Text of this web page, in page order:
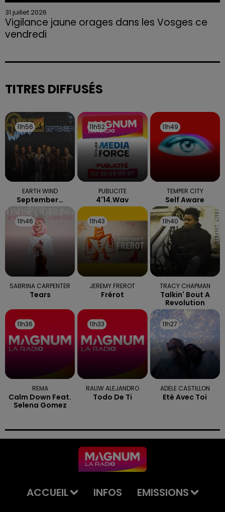
31 juillet 2026
Vigilance jaune orages dans les Vosges ce
vendredi
sont attendues en deuxième partie d'après-midi,
TITRES DIFFUSÉS
11h56
11h56
EARTH WIND
September…
11h52
11h52
PUBLICITE
4'14.wav
11h49
11h49
TEMPER CITY
Self Aware
11h46
11h46
SABRINA CARPENTER
Tears
11h43
11h43
JEREMY FREROT
Frérot
11h40
11h40
TRACY CHAPMAN
Talkin' Bout A
Revolution
11h36
11h36
REMA
Calm Down Feat.
Selena Gomez
11h33
11h33
RAUW ALEJANDRO
Todo De Ti
11h27
11h27
ADELE CASTILLON
Eté Avec Toi
ACCUEIL INFOS
EMISSIONS